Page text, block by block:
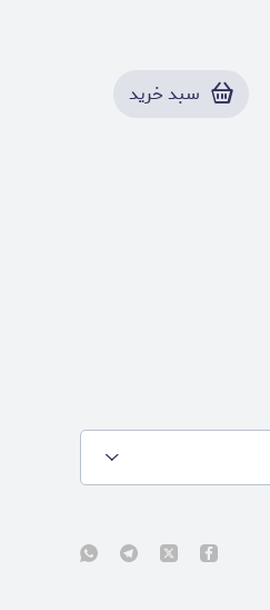
سبد خرید